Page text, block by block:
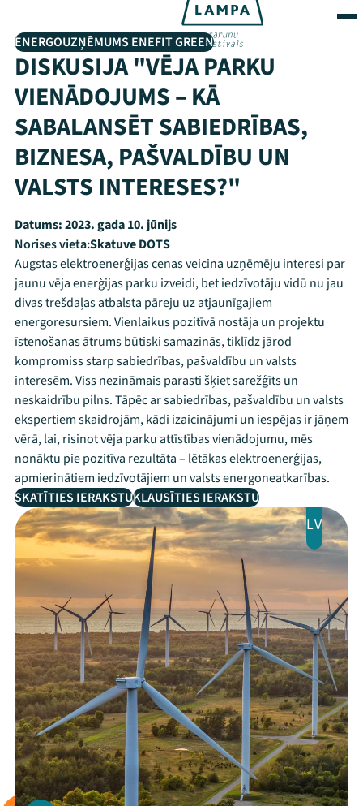
ENERGOUZŅĒMUMS ENEFIT GREEN
DISKUSIJA "VĒJA PARKU
VIENĀDOJUMS – KĀ
SABALANSĒT SABIEDRĪBAS,
BIZNESA, PAŠVALDĪBU UN
VALSTS INTERESES?"
Datums:2023. gada 10. jūnijs
Norises vieta:Skatuve DOTS
Augstas elektroenerģijas cenas veicina uzņēmēju interesi par
jaunu vēja enerģijas parku izveidi, bet iedzīvotāju vidū nu jau
divas trešdaļas atbalsta pāreju uz atjaunīgajiem
energoresursiem. Vienlaikus pozitīvā nostāja un projektu
īstenošanas ātrums būtiski samazinās, tiklīdz jārod
kompromiss starp sabiedrības, pašvaldību un valsts
interesēm. Viss nezināmais parasti šķiet sarežģīts un
neskaidrību pilns. Tāpēc ar sabiedrības, pašvaldību un valsts
ekspertiem skaidrojām, kādi izaicinājumi un iespējas ir jāņem
vērā, lai, risinot vēja parku attīstības vienādojumu, mēs
nonāktu pie pozitīva rezultāta – lētākas elektroenerģijas,
apmierinātiem iedzīvotājiem un valsts energoneatkarības.
SKATĪTIES IERAKSTUKLAUSĪTIES IERAKSTU
LV